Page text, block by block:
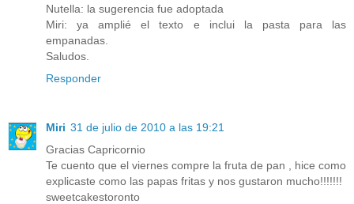
Nutella: la sugerencia fue adoptada
Miri: ya amplié el texto e inclui la pasta para las
empanadas.
Saludos.
Responder
Miri 31 de julio de 2010 a las 19:21
Gracias Capricornio
Te cuento que el viernes compre la fruta de pan , hice como
explicaste como las papas fritas y nos gustaron mucho!!!!!!!
sweetcakestoronto